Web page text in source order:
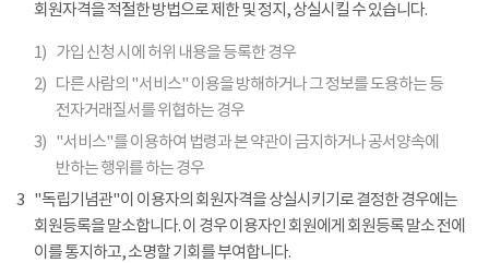
회원자격을 적절한 방법으로 제한 및 정지, 상실시킬 수 있습니다.
1) 가입 신청 시에 허위 내용을 등록한 경우
2) 다른 사람의 "서비스" 이용을 방해하거나 그 정보를 도용하는 등
전자거래질서를 위협하는 경우
3) "서비스"를 이용하여 법령과 본 약관이 금지하거나 공서양속에
반하는 행위를 하는 경우
3 "독립기념관"이 이용자의 회원자격을 상실시키기로 결정한 경우에는
회원등록을 말소합니다. 이 경우 이용자인 회원에게 회원등록 말소 전에
이를 통지하고, 소명할 기회를 부여합니다.